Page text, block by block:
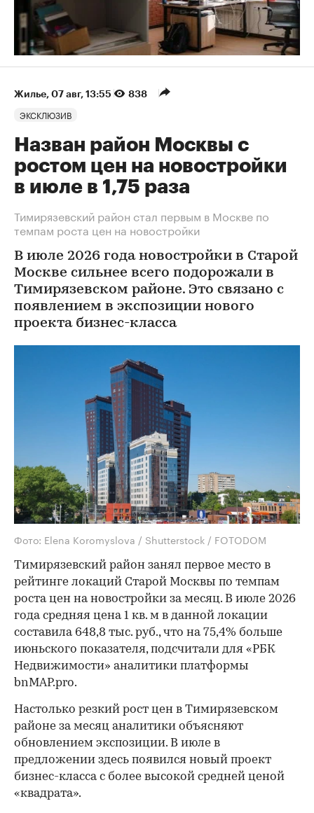
Жилье⁠, 07 авг, 13:55 838
ЭКСКЛЮЗИВ
Назван район Москвы с
ростом цен на новостройки
в июле в 1,75 раза
Тимирязевский район стал первым в Москве по
темпам роста цен на новостройки
В июле 2026 года новостройки в Старой
Москве сильнее всего подорожали в
Тимирязевском районе. Это связано с
появлением в экспозиции нового
проекта бизнес-класса
Фото: Elena Koromyslova / Shutterstock / FOTODOM
Тимирязевский район занял первое место в
рейтинге локаций Старой Москвы по темпам
роста цен на новостройки за месяц. В июле 2026
года средняя цена 1 кв. м в данной локации
составила 648,8 тыс. руб., что на 75,4% больше
июньского показателя, подсчитали для «РБК
Недвижимости» аналитики платформы
bnMAP.pro.
Настолько резкий рост цен в Тимирязевском
районе за месяц аналитики объясняют
обновлением экспозиции. В июле в
предложении здесь появился новый проект
бизнес-класса с более высокой средней ценой
«квадрата».